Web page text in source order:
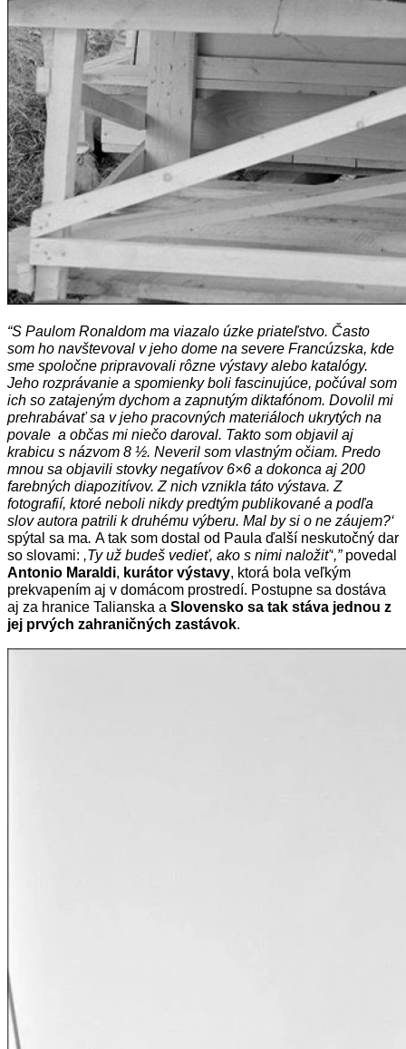
Gastro
Kaviarne
Kultúra a tradície
Kúpele
Šport a agroturistika
Školstvo
Ekonomika obchod a doprava
“S Paulom Ronaldom ma viazalo úzke priateľstvo. Často
som ho navštevoval v jeho dome na severe Francúzska, kde
sme spoločne pripravovali rôzne výstavy alebo katalógy.
Jeho rozprávanie a spomienky boli fascinujúce, počúval som
ich so zatajeným dychom a zapnutým diktafónom. Dovolil mi
prehrabávať sa v jeho pracovných materiáloch ukrytých na
povale a občas mi niečo daroval. Takto som objavil aj
krabicu s názvom 8 ½. Neveril som vlastným očiam. Predo
mnou sa objavili stovky negatívov 6×6 a dokonca aj 200
farebných diapozitívov. Z nich vznikla táto výstava. Z
fotografií, ktoré neboli nikdy predtým publikované a podľa
slov autora patrili k druhému výberu. Mal by si o ne záujem?‘
spýtal sa ma. A tak som dostal od Paula ďalší neskutočný dar
so slovami: ,Ty už budeš vedieť, ako s nimi naložiť‘,”povedal
Antonio Maraldi, kurátor výstavy, ktorá bola veľkým
prekvapením aj v domácom prostredí. Postupne sa dostáva
aj za hranice Talianska a Slovensko sa tak stáva jednou z
jej prvých zahraničných zastávok.